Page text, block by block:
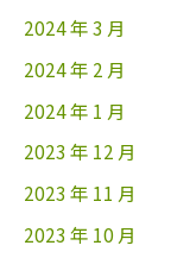
2024 年 3 月
2024 年 2 月
2024 年 1 月
2023 年 12 月
2023 年 11 月
2023 年 10 月